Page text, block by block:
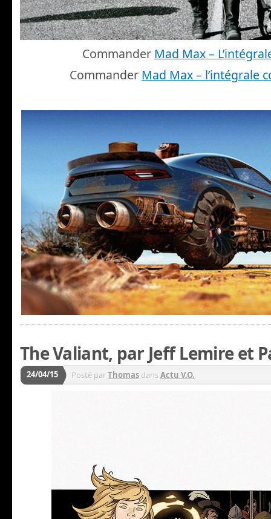
Commander Mad Max –
Commander Mad Max – l’intégrale
The Valiant, par Jeff Lemire et
24/04/15 Posté parThomas dansActu V.O.